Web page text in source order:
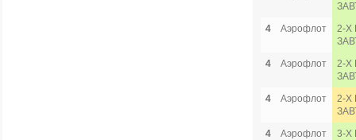
4
Аэрофлот
2-Х
4
Аэрофлот
2-Х
4
Аэрофлот
2-Х
4
Аэрофлот
3-Х